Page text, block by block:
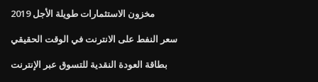
مخزون الاستثمارات طويلة الأجل 2019
سعر النفط على الانترنت في الوقت الحقيقي
بطاقة العودة النقدية للتسوق عبر الإنترنت